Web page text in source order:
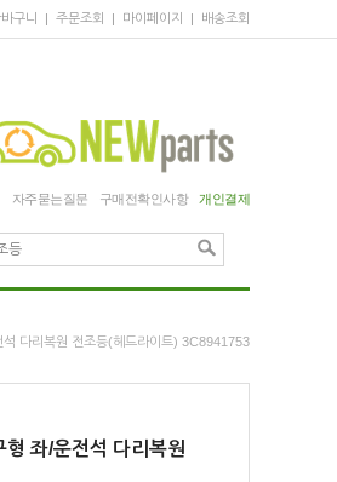
구니 | 주문조회 | 마이페이지 | 배송조회
자주묻는질문 구매전확인사항 개인결제
다리복원 전조등(헤드라이트) 3C8941753
좌/운전석 다리복원